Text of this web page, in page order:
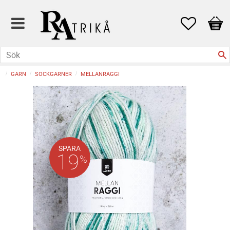
Favoriter
GARN SOCKGARNER MELLANRAGGI
SPARA
19%